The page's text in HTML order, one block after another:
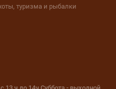
туризма и рыбалки